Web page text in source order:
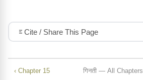
Cite / Share This Page
‹ Chapter 15 गिनती — All Chapters